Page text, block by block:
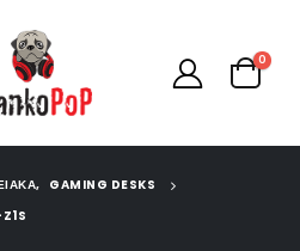
0
, GAMING DESKS